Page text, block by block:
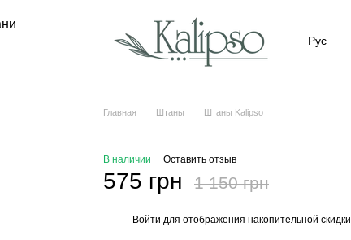
Рус
Главная Штаны Штаны Kalipso
В наличии Оставить отзыв
575 грн 1 150 грн
Войти для отображения накопительной скидки